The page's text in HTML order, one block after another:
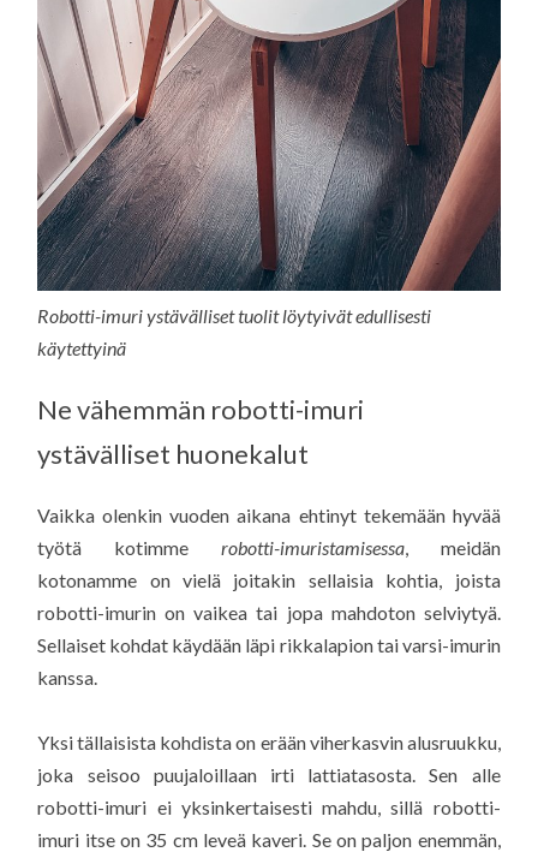
Robotti-imuri ystävälliset tuolit löytyivät edullisesti
käytettyinä
Ne vähemmän robotti-imuri
ystävälliset huonekalut
Vaikka olenkin vuoden aikana ehtinyt tekemään hyvää
työtä kotimme robotti-imuristamisessa, meidän
kotonamme on vielä joitakin sellaisia kohtia, joista
robotti-imurin on vaikea tai jopa mahdoton selviytyä.
Sellaiset kohdat käydään läpi rikkalapion tai varsi-imurin
kanssa.
Yksi tällaisista kohdista on erään viherkasvin alusruukku,
joka seisoo puujaloillaan irti lattiatasosta. Sen alle
robotti-imuri ei yksinkertaisesti mahdu, sillä robotti-
imuri itse on 35 cm leveä kaveri. Se on paljon enemmän,